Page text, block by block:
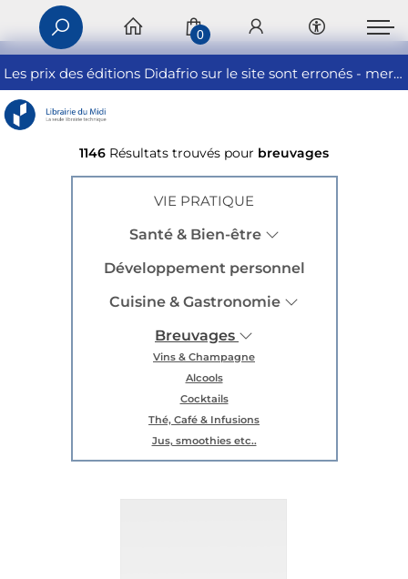
Les prix des éditions Didafrio sur le site sont erronés - merci de nous contacter
0
1146 Résultats trouvés pour breuvages
VIE PRATIQUE
Santé & Bien-être
Développement personnel
Cuisine & Gastronomie
Breuvages
Vins & Champagne
Alcools
Cocktails
Thé, Café & Infusions
Jus, smoothies etc..